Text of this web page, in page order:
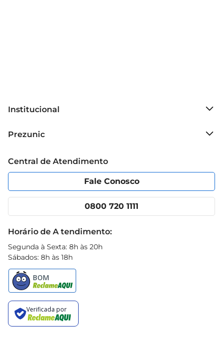
Institucional
Grupo Cencosud
Política de Privacidade
Portal do fornecedor
Cencosud Media
Prezunic
Código de Ética
App Prezunic
Central de Atendimento
Fale Conosco
0800 720 1111
Horário de A tendimento:
Segunda à Sexta: 8h às 20h
Sábados: 8h às 18h